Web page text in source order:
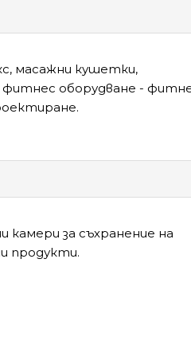
масажни кушетки,
фитнес оборудване -
камери за съхранение на
продукти.